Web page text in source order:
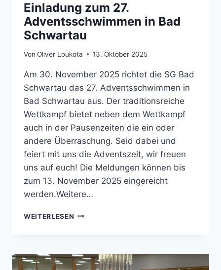
Einladung zum 27.
Adventsschwimmen in Bad
Schwartau
Von Oliver Loukota 13. Oktober 2025
Am 30. November 2025 richtet die SG Bad
Schwartau das 27. Adventsschwimmen in
Bad Schwartau aus. Der traditionsreiche
Wettkampf bietet neben dem Wettkampf
auch in der Pausenzeiten die ein oder
andere Überraschung. Seid dabei und
feiert mit uns die Adventszeit, wir freuen
uns auf euch! Die Meldungen können bis
zum 13. November 2025 eingereicht
werden.Weitere…
WEITERLESEN EINLADUNG
IN
BAD